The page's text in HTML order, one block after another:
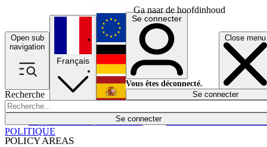
Ga naar de hoofdinhoud
Open sub
navigation
Close menu
Recherche
Se connecter
POLICY AREAS
Économie
Français
English
Deutsch
Español
Se connecter
Vous êtes déconnecté.
Se connecter
POLITIQUE